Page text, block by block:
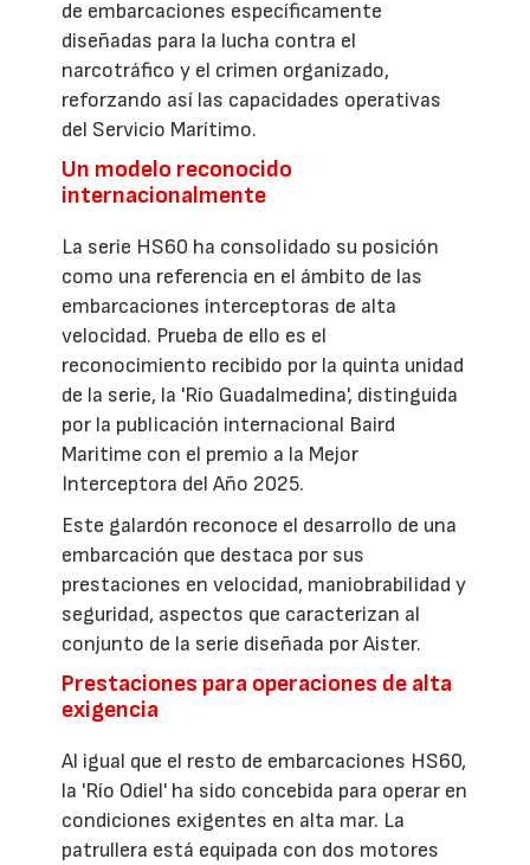
de embarcaciones específicamente
diseñadas para la lucha contra el
narcotráfico y el crimen organizado,
reforzando así las capacidades operativas
del Servicio Marítimo.
Un modelo reconocido
internacionalmente
La serie HS60 ha consolidado su posición
como una referencia en el ámbito de las
embarcaciones interceptoras de alta
velocidad. Prueba de ello es el
reconocimiento recibido por la quinta unidad
de la serie, la 'Río Guadalmedina', distinguida
por la publicación internacional Baird
Maritime con el premio a la Mejor
Interceptora del Año 2025.
Este galardón reconoce el desarrollo de una
embarcación que destaca por sus
prestaciones en velocidad, maniobrabilidad y
seguridad, aspectos que caracterizan al
conjunto de la serie diseñada por Aister.
Prestaciones para operaciones de alta
exigencia
Al igual que el resto de embarcaciones HS60,
la 'Río Odiel' ha sido concebida para operar en
condiciones exigentes en alta mar. La
patrullera está equipada con dos motores